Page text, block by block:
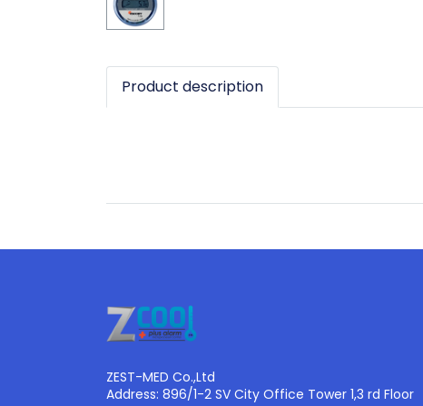
Product description
ZEST-MED Co.,Ltd
Address: 896/1-2 SV City Office Tower 1,3 rd Floor